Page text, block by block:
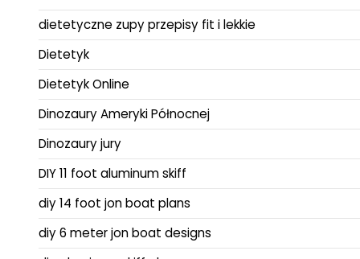
dietetyczne zupy przepisy fit i lekkie
Dietetyk
Dietetyk Online
Dinozaury Ameryki Północnej
Dinozaury jury
DIY 11 foot aluminum skiff
diy 14 foot jon boat plans
diy 6 meter jon boat designs